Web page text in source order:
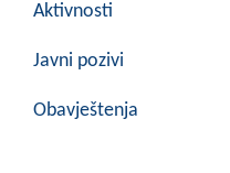
Aktivnosti
Javni pozivi
Obavještenja